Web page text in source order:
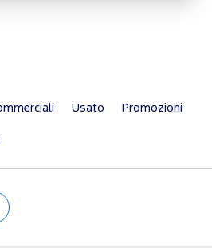
Usato Promozioni